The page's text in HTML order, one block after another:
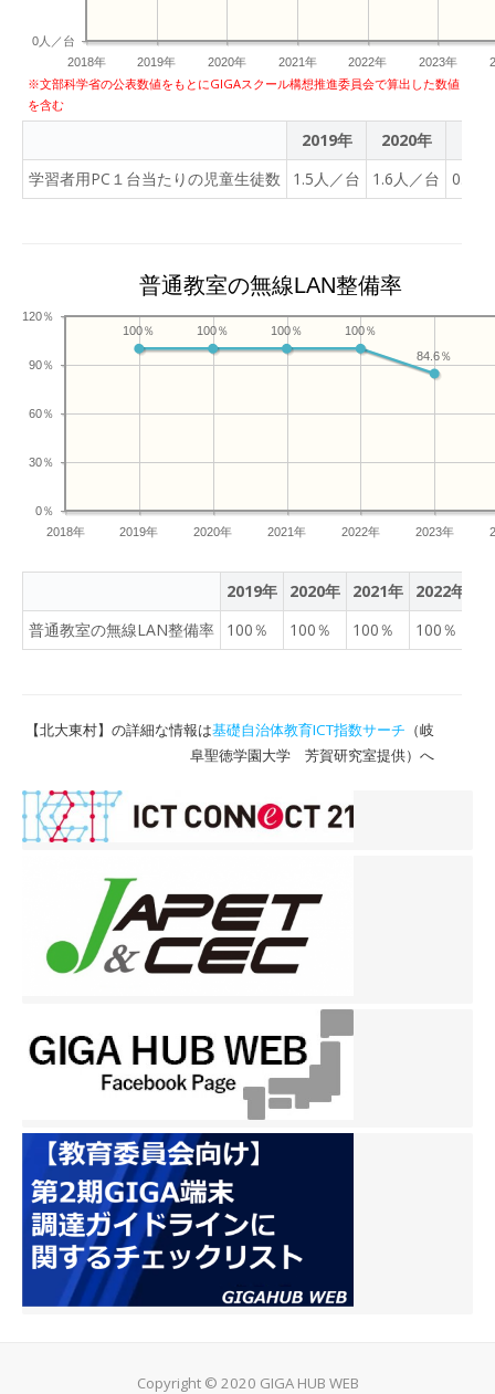
2018年 2019年 2020年 2021年 2022年 2023年
0人／台
※文部科学省の公表数値をもとにGIGAスクール構想推進委員会で算出した数値
を含む
2019年 2020年
学習者用PC１台当たりの児童生徒数
1.5人／台 1.6人／台 0.9人
普通教室の無線LAN整備率
2018年 2019年 2020年 2021年 2022年 2023年
0％
30％
60％
90％
120％
84.6％
100％
100％
100％
100％
2019年 2020年 2021年 2022年
普通教室の無線LAN整備率
100％ 100％ 100％ 100％
【北大東村】の詳細な情報は基礎自治体教育ICT指数サーチ （岐
阜聖徳学園大学 芳賀研究室提供）へ
Copyright © 2020 GIGA HUB WEB